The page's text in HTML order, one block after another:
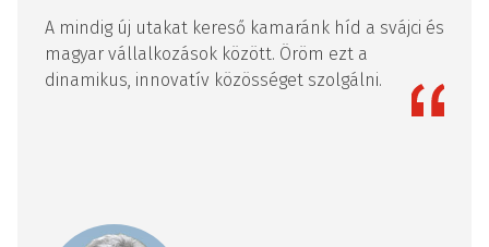
A mindig új utakat kereső kamaránk híd a svájci és
magyar vállalkozások között. Öröm ezt a
dinamikus, innovatív közösséget szolgálni.